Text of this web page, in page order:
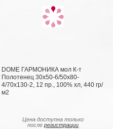
DOME ГАРМОНИКА мол К-т
Полотенец 30х50-6/50х80-
4/70х130-2, 12 пр., 100% хл, 440 гр/
м2
Цена доступна только
послерегистрации